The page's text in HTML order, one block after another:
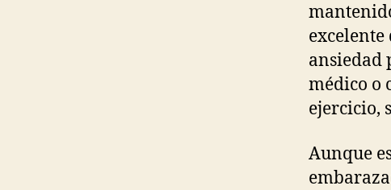
ansiedad
médico o
ejercicio,
Aunque